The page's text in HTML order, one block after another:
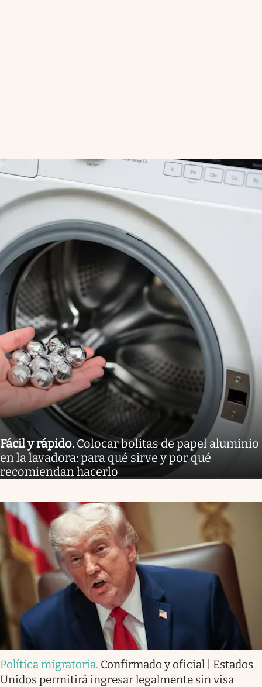
Fácil y rápido. Colocar bolitas de papel aluminio
en la lavadora: para qué sirve y por qué
recomiendan hacerlo
Política migratoria. Confirmado y oficial | Estados
Unidos permitirá ingresar legalmente sin visa